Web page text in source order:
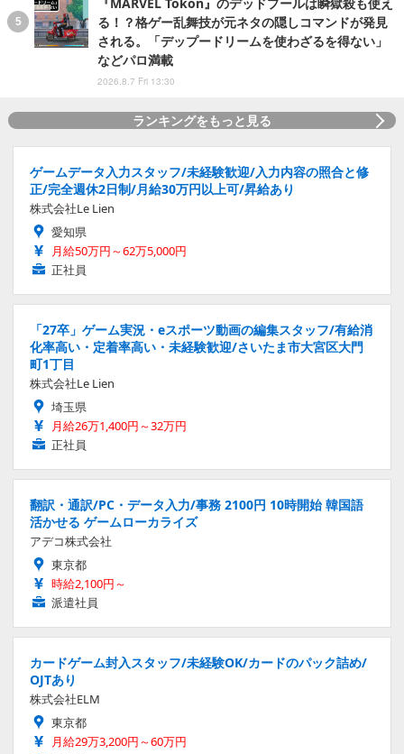
る！？格ゲー乱舞技が元ネタの隠しコマンドが発見
される。「デップードリームを使わざるを得ない」
などパロ満載
2026.8.7 Fri 13:30
ランキングをもっと見る
ゲームデータ入力スタッフ/未経験歓迎/入力内容の照合と修
正/完全週休2日制/月給30万円以上可/昇給あり
株式会社Le Lien
愛知県
月給50万円～62万5,000円
正社員
「27卒」ゲーム実況・eスポーツ動画の編集スタッフ/有給消
化率高い・定着率高い・未経験歓迎/さいたま市大宮区大門
町1丁目
株式会社Le Lien
埼玉県
月給26万1,400円～32万円
正社員
翻訳・通訳/PC・データ入力/事務 2100円 10時開始 韓国語
活かせる ゲームローカライズ
アデコ株式会社
東京都
時給2,100円～
派遣社員
カードゲーム封入スタッフ/未経験OK/カードのパック詰め/
OJTあり
株式会社ELM
東京都
月給29万3,200円～60万円